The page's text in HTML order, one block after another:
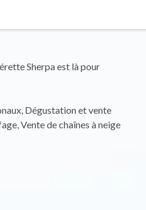
Sherpa est là pour
Dégustation et vente
Vente de chaînes à neige